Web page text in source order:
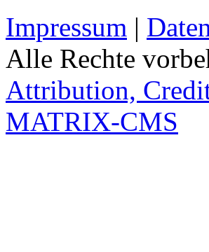
Impressum |
Alle Rechte
Attribution,
MATRIX-CMS